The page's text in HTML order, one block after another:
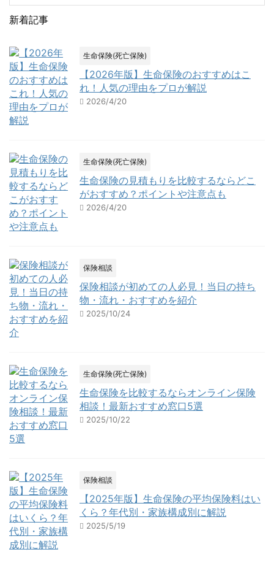
新着記事
生命保険(死亡保険)
【2026年版】生命保険のおすすめはこ
れ！人気の理由をプロが解説
2026/4/20
生命保険(死亡保険)
生命保険の見積もりを比較するならどこ
がおすすめ？ポイントや注意点も
2026/4/20
保険相談
保険相談が初めての人必見！当日の持ち
物・流れ・おすすめを紹介
2025/10/24
生命保険(死亡保険)
生命保険を比較するならオンライン保険
相談！最新おすすめ窓口5選
2025/10/22
保険相談
【2025年版】生命保険の平均保険料はい
くら？年代別・家族構成別に解説
2025/5/19